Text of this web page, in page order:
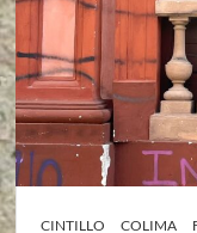
CINTILLO COLIMA